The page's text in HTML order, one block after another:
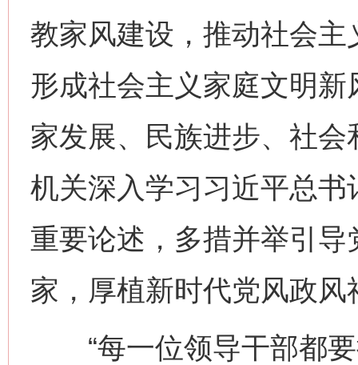
教家风建设，推动社会
形成社会主义家庭文明
家发展、民族进步、社
机关深入学习习近平总
重要论述，多措并举引
家，厚植新时代党风政
“每一位领导干部都要